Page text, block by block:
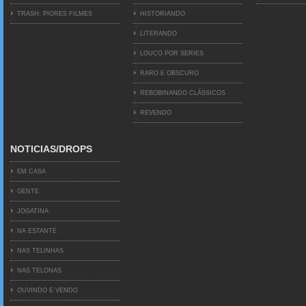
TRASH: PIORES FILMES HISTORIANDO
LITERANDO
LOUCO POR SERIES
RARO E OBSCURO
REBOBINANDO CLÁSSICOS
REVENDO
NOTICIAS/DROPS
EM CASA
GENTE
JOGATINA
NA ESTANTE
NAS TELINHAS
NAS TELONAS
OUVINDO E VENDO